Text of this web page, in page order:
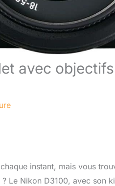
avec
instant, mais vous
Le Nikon D3100, avec son